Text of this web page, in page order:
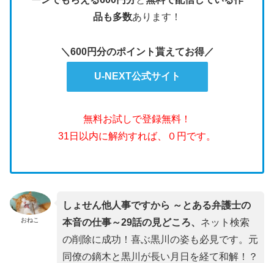
品も多数あります！
＼600円分のポイント貰えてお得／
U-NEXT公式サイト
無料お試しで登録無料！
31日以内に解約すれば、０円です。
おねこ
しょせん他人事ですから ～とある弁護士の
本音の仕事～29話の見どころ、 ネット検索
の削除に成功！喜ぶ黒川の姿も必見です。元
同僚の鏑木と黒川が長い月日を経て和解！？